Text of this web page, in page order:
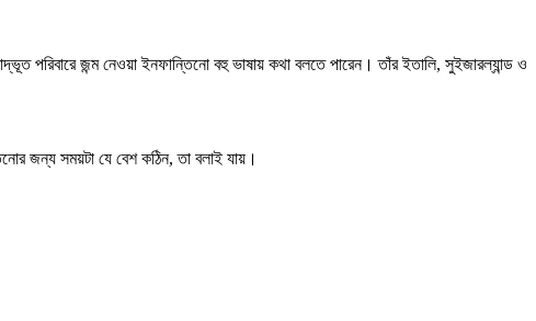
পরিবারে জন্ম নেওয়া ইনফান্তিনো বহু ভাষায় কথা বলতে পারেন। তাঁর ইতালি, সুইজারল্যান্ড ও
জন্য সময়টা যে বেশ কঠিন, তা বলাই যায়।